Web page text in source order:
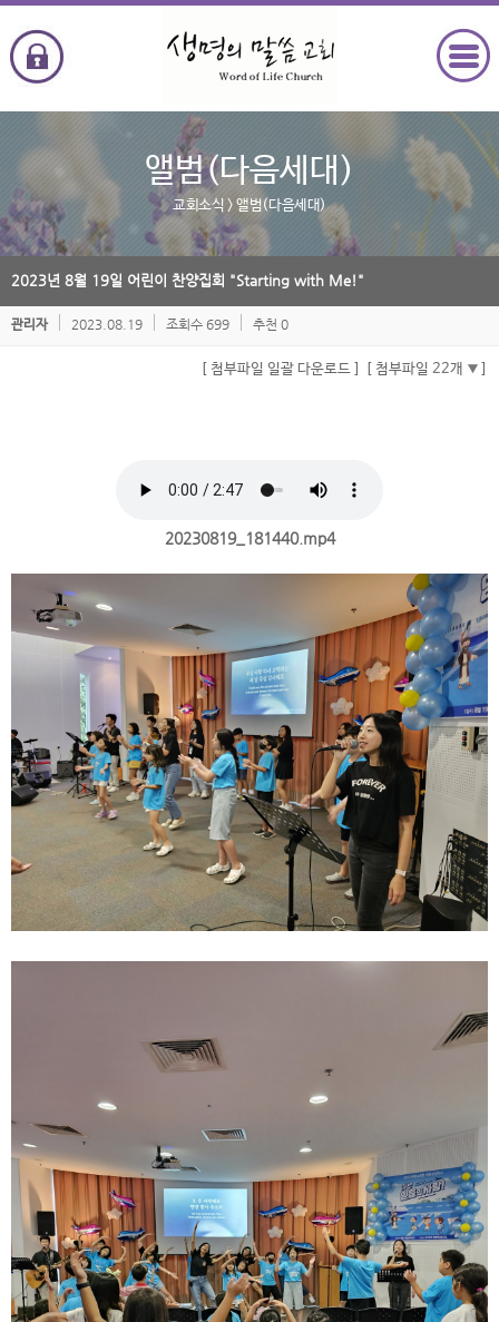
앨범(다음세대)
교회소식 > 앨범(다음세대)
2023년 8월 19일 어린이 찬양집회 "Starting with Me!"
관리자 2023.08.19 조회수 699 추천 0
[ 첨부파일 일괄 다운로드 ] [ 첨부파일 22개
20230819_181440.mp4